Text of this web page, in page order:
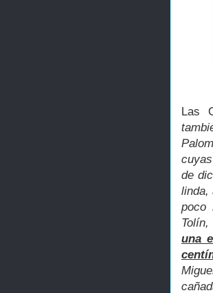
Las
de
linda,
poco
una